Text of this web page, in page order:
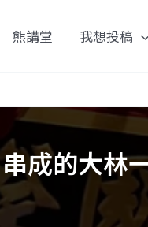
熊講堂 我想投稿
成的大林